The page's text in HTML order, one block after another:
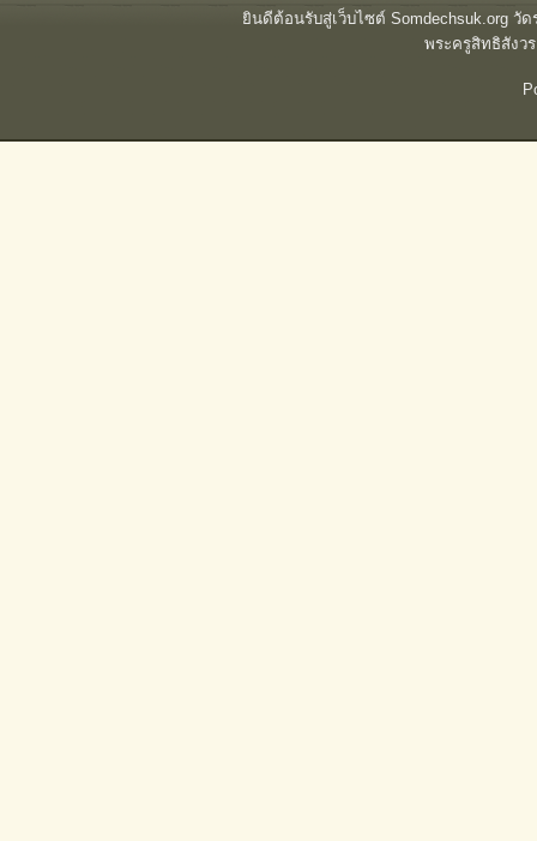
ยินดีต้อนรับสู่เว็บไซต์ Somdechsuk.org วั
พระครูสิทธิสัง